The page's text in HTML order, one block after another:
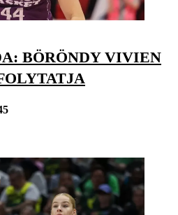
BÖRÖNDY VIVIEN